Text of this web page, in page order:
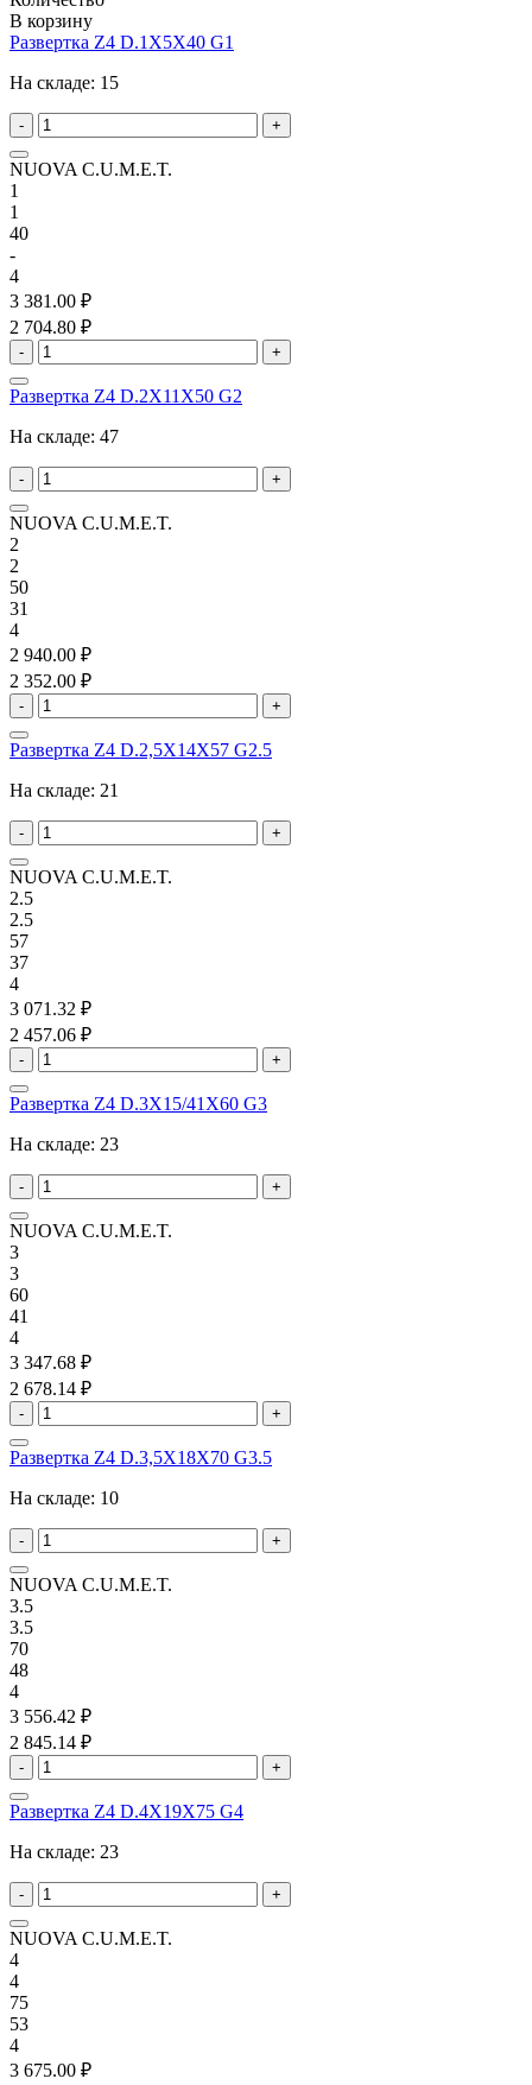
В корзину
Развертка Z4 D.1X5X40 G1
На складе: 15
- +
NUOVA C.U.M.E.T.
1
1
40
-
4
3 381.00 ₽
2 704.80 ₽
- +
Развертка Z4 D.2X11X50 G2
На складе: 47
- +
NUOVA C.U.M.E.T.
2
2
50
31
4
2 940.00 ₽
2 352.00 ₽
- +
Развертка Z4 D.2,5X14X57 G2.5
На складе: 21
- +
NUOVA C.U.M.E.T.
2.5
2.5
57
37
4
3 071.32 ₽
2 457.06 ₽
- +
Развертка Z4 D.3X15/41X60 G3
На складе: 23
- +
NUOVA C.U.M.E.T.
3
3
60
41
4
3 347.68 ₽
2 678.14 ₽
- +
Развертка Z4 D.3,5X18X70 G3.5
На складе: 10
- +
NUOVA C.U.M.E.T.
3.5
3.5
70
48
4
3 556.42 ₽
2 845.14 ₽
- +
Развертка Z4 D.4X19X75 G4
На складе: 23
- +
NUOVA C.U.M.E.T.
4
4
75
53
4
3 675.00 ₽